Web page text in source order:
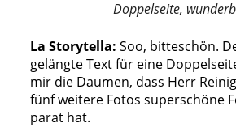
Doppelseite,
La Storytella: Soo, bitteschön.
gelängte Text für eine
mir die Daumen, dass Herr
fünf weitere Fotos superschöne
parat hat.